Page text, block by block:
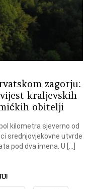
zagorju:
kraljevskih
obitelji
kilometra sjeverno od
srednjovjekovne utvrde
pod dva imena. U […]